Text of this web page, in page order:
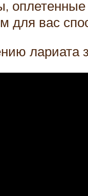
для вас
лариата